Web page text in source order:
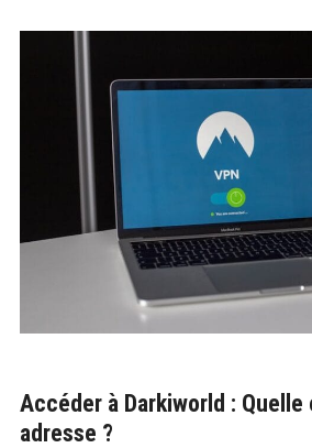
Accéder à Darkiworld :
adresse ?